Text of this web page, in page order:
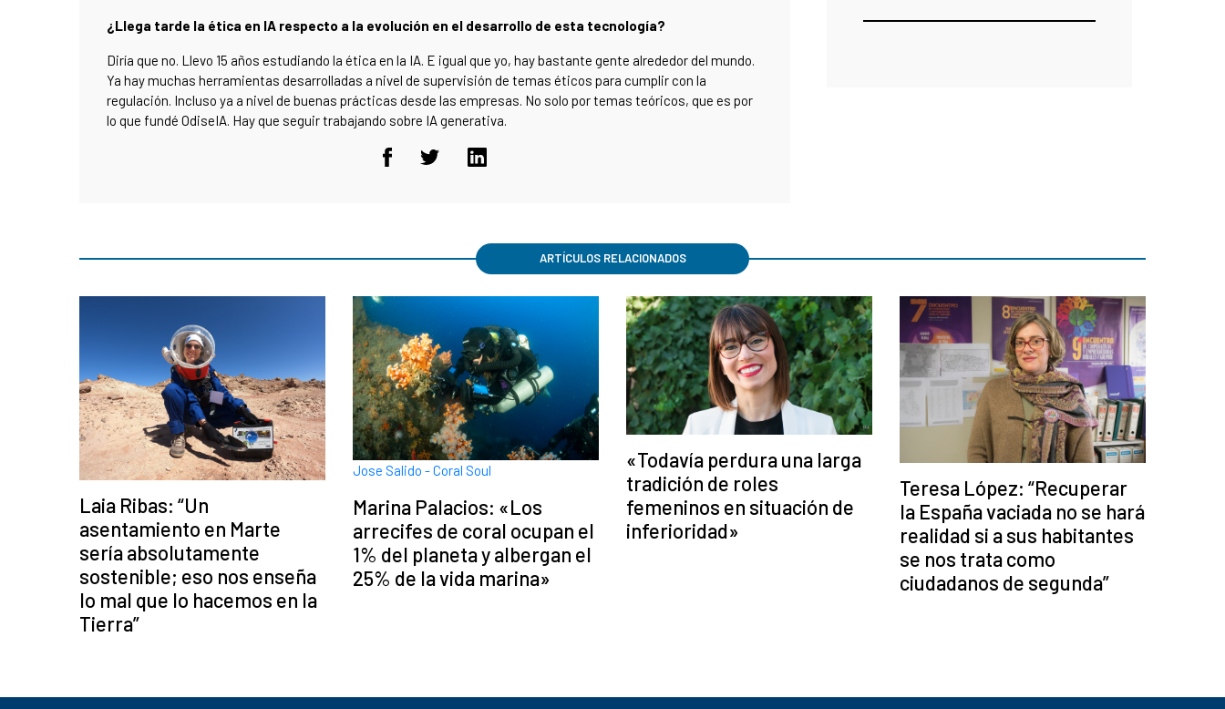
¿Llega tarde la ética en IA respecto a la evolución en el desarrollo de esta tecnología?
Diría que no. Llevo 15 años estudiando la ética en la IA. E igual que yo, hay bastante gente alrededor del mundo.
Ya hay muchas herramientas desarrolladas a nivel de supervisión de temas éticos para cumplir con la
regulación. Incluso ya a nivel de buenas prácticas desde las empresas. No solo por temas teóricos, que es por
lo que fundé OdiseIA. Hay que seguir trabajando sobre IA generativa.
ARTÍCULOS RELACIONADOS
Laia Ribas: “Un
asentamiento en Marte
sería absolutamente
sostenible; eso nos enseña
lo mal que lo hacemos en la
Tierra”
Jose Salido - Coral Soul
Marina Palacios: «Los
arrecifes de coral ocupan el
1% del planeta y albergan el
25% de la vida marina»
«Todavía perdura una larga
tradición de roles
femeninos en situación de
inferioridad»
Teresa López: “Recuperar
la España vaciada no se hará
realidad si a sus habitantes
se nos trata como
ciudadanos de segunda”